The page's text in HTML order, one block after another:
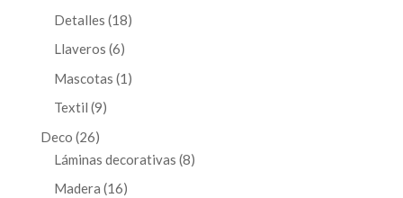
Detalles 1818
Llaveros 66
productos
Mascotas 1 1
Textil 99
Deco 2626
productos
Láminas decorativas 88
Madera 1616